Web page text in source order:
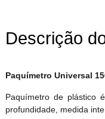
Descrição
Paquímetro Universal
Paquímetro de plástico
profundidade, medida